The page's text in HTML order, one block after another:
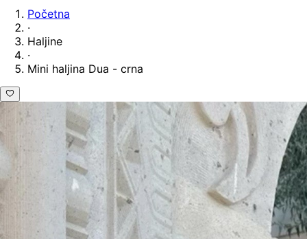
Početna
·
Haljine
·
Mini haljina Dua - crna